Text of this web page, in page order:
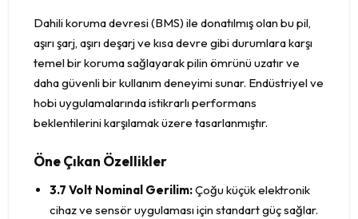
Dahili koruma devresi (BMS) ile donatılmış olan bu pil,
aşırı şarj, aşırı deşarj ve kısa devre gibi durumlara karşı
temel bir koruma sağlayarak pilin ömrünü uzatır ve
daha güvenli bir kullanım deneyimi sunar. Endüstriyel ve
hobi uygulamalarında istikrarlı performans
beklentilerini karşılamak üzere tasarlanmıştır.
Öne Çıkan Özellikler
3.7 Volt Nominal Gerilim:Çoğu küçük elektronik
cihaz ve sensör uygulaması için standart güç sağlar.